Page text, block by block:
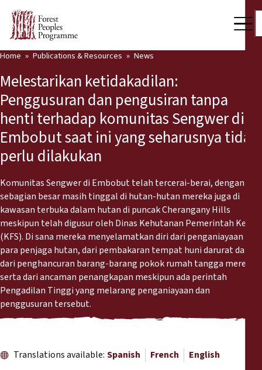
Who we are
Press Room
Support Us
Our Work
Community Voices
Partners & Countries
Latest News
Publications & Resources
News
Reports
Press Releases
Home Publications & Resources News
Melestarikan ketidakadilan:
Penggusuran dan pengusiran tanpa
henti terhadap komunitas Sengwer di
Embobut saat ini yang seharusnya tidak
perlu dilakukan
Komunitas Sengwer di Embobut telah tercerai-berai, dengan
sebagian besar masih tinggal di hutan-hutan mereka juga di
kawasan terbuka dalam hutan di puncak Cherangany Hills
meskipun telah digusur oleh Dinas Kehutanan Pemerintah Kenya
(KFS). Di sana mereka menyelamatkan diri dari penganiayaan
para penjaga hutan, dari pembakaran tempat huni darurat dan
dari penghancuran barang-barang pokok rumah tangga mereka,
serta dari ancaman penangkapan meskipun ada perintah
Pengadilan Tinggi yang melarang penganiayaan dan
penggusuran tersebut.
Translations available: Spanish French English